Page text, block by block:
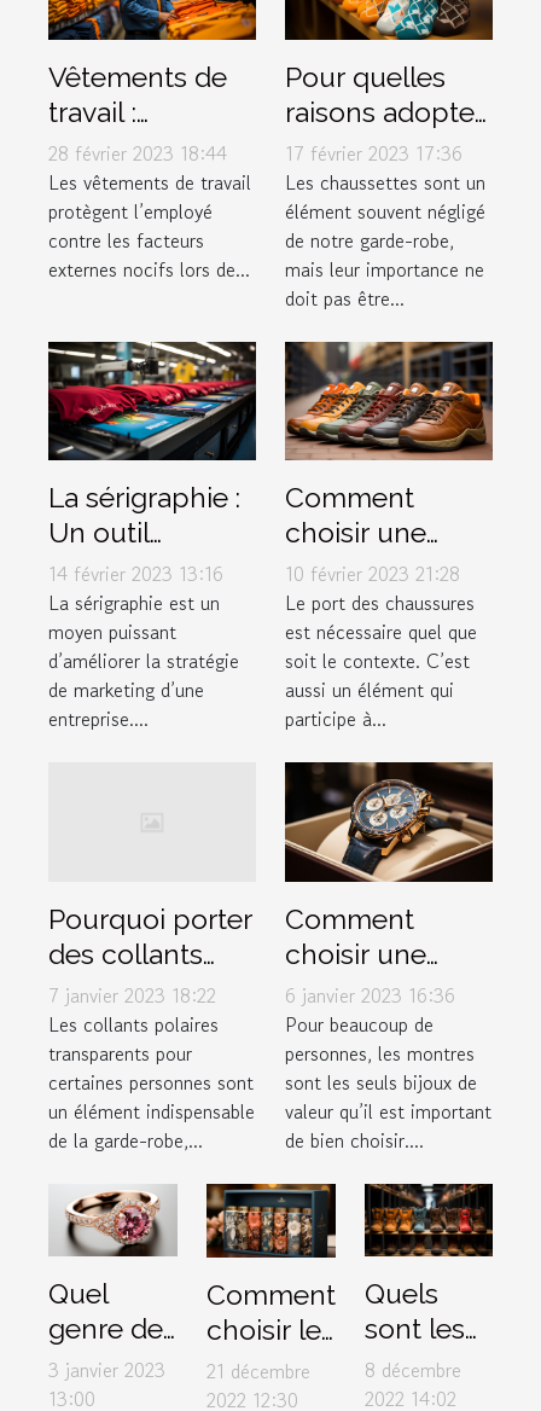
Vêtements de
travail :
pourquoi est-ce
si important ?
28 février 2023 18:44
Les vêtements de travail
protègent l’employé
contre les facteurs
externes nocifs lors de...
Pour quelles
raisons adopter
les Chaussettes
Marchill Socks ?
17 février 2023 17:36
Les chaussettes sont un
élément souvent négligé
de notre garde-robe,
mais leur importance ne
doit pas être...
La sérigraphie :
Un outil
marketing à ne
pas négliger
14 février 2023 13:16
La sérigraphie est un
moyen puissant
d’améliorer la stratégie
de marketing d’une
entreprise....
Comment
choisir une
chaussure ?
10 février 2023 21:28
Le port des chaussures
est nécessaire quel que
soit le contexte. C’est
aussi un élément qui
participe à...
Pourquoi porter
des collants
polaires
transparents ?
7 janvier 2023 18:22
Les collants polaires
transparents pour
certaines personnes sont
un élément indispensable
de la garde-robe,...
Comment
choisir une
montre de luxe
?
6 janvier 2023 16:36
Pour beaucoup de
personnes, les montres
sont les seuls bijoux de
valeur qu’il est important
de bien choisir....
Quel
genre de
bague de
fiançailles
3 janvier 2023
13:00
Comment
choisir le
meilleur
box pour
21 décembre
2022 12:30
Quels
sont les
critères
de choix
8 décembre
2022 14:02